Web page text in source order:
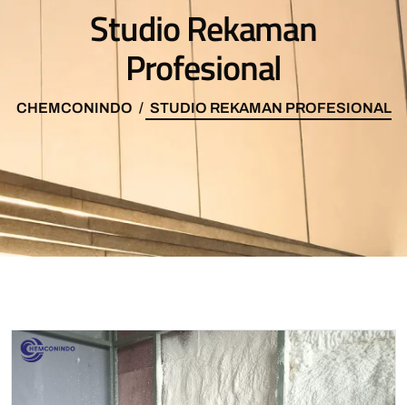
Studio Rekaman
Profesional
CHEMCONINDO STUDIO REKAMAN PROFESIONAL